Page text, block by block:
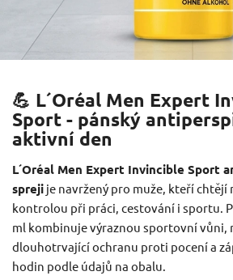
💪 L´Oréal Men Expert
Sport - pánský
aktivní den
L´Oréal Men Expert Invincible Sport
spreji je navržený pro muže, kteří chtějí
kontrolou při práci, cestování i sportu.
ml kombinuje výraznou sportovní vůni,
dlouhotrvající ochranu proti pocení a
hodin podle údajů na obalu.